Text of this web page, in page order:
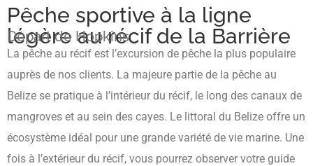
Pêche sportive à la ligne
légère au récif de la Barrière
Départ de Hopkins
La pêche au récif est l’excursion de pêche la plus populaire
auprès de nos clients. La majeure partie de la pêche au
Belize se pratique à l’intérieur du récif, le long des canaux de
mangroves et au sein des cayes. Le littoral du Belize offre un
écosystème idéal pour une grande variété de vie marine. Une
fois à l’extérieur du récif, vous pourrez observer votre guide